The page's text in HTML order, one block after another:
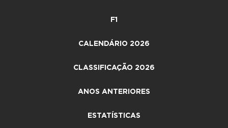
F1
CALENDÁRIO 2026
CLASSIFICAÇÃO 2026
ANOS ANTERIORES
ESTATÍSTICAS